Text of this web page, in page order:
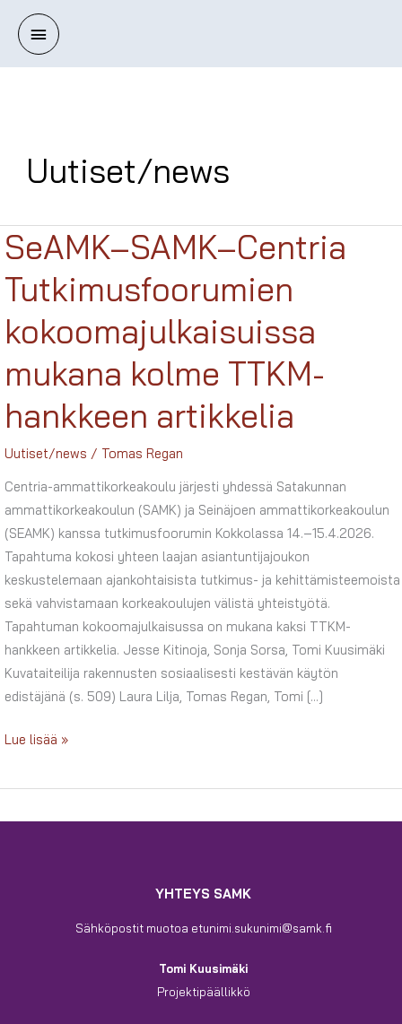
sisältöönPäävalikko
Uutiset/news
SeAMK–SAMK–Centria
Tutkimusfoorumien
kokoomajulkaisuissa
mukana kolme TTKM-
hankkeen artikkelia
Uutiset/news / Tomas Regan
Centria-ammattikorkeakoulu järjesti yhdessä Satakunnan
ammattikorkeakoulun (SAMK) ja Seinäjoen ammattikorkeakoulun
(SEAMK) kanssa tutkimusfoorumin Kokkolassa 14.–15.4.2026.
Tapahtuma kokosi yhteen laajan asiantuntijajoukon
keskustelemaan ajankohtaisista tutkimus- ja kehittämisteemoista
sekä vahvistamaan korkeakoulujen välistä yhteistyötä.
Tapahtuman kokoomajulkaisussa on mukana kaksi TTKM-
hankkeen artikkelia. Jesse Kitinoja, Sonja Sorsa, Tomi Kuusimäki
Kuvataiteilija rakennusten sosiaalisesti kestävän käytön
edistäjänä (s. 509) Laura Lilja, Tomas Regan, Tomi […]
SeAMK–
Centria
Lue lisää »
YHTEYS SAMK
Sähköpostit muotoa etunimi.sukunimi@samk.fi
Tomi Kuusimäki
Projektipäällikkö